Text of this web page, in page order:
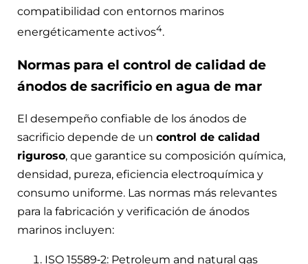
compatibilidad con entornos marinos
energéticamente activos4.
Normas para el control de calidad de
ánodos de sacrificio en agua de mar
El desempeño confiable de los ánodos de
sacrificio depende de un control de calidad
riguroso, que garantice su composición química,
densidad, pureza, eficiencia electroquímica y
consumo uniforme. Las normas más relevantes
para la fabricación y verificación de ánodos
marinos incluyen:
ISO 15589‑2: Petroleum and natural gas